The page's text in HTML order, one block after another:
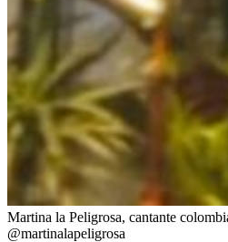
Martina la Peligrosa, cantante
@martinalapeligrosa